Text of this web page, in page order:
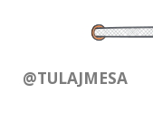
@TULAJMESA